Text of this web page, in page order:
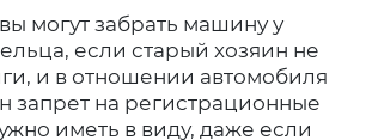
могут забрать машину у
если старый хозяин не
и в отношении автомобиля
запрет на регистрационные
иметь в виду, даже если